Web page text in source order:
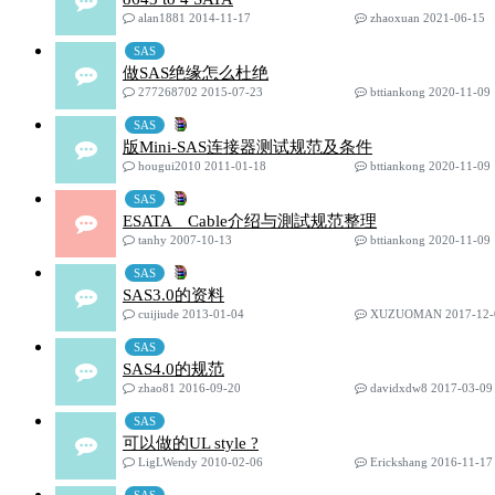
alan1881 2014-11-17 zhaoxuan 2021-06-15
SAS
做SAS绝缘怎么杜绝
277268702 2015-07-23 bttiankong 2020-11-09
SAS
版Mini-SAS连接器测试规范及条件
hougui2010 2011-01-18 bttiankong 2020-11-09
SAS
ESATA Cable介绍与測試规范整理
tanhy 2007-10-13 bttiankong 2020-11-09
SAS
SAS3.0的资料
cuijiude 2013-01-04 XUZUOMAN 2017-
SAS
SAS4.0的规范
zhao81 2016-09-20 davidxdw8 2017-03-09
SAS
可以做的UL style ?
LigLWendy 2010-02-06 Erickshang 2016-11-17